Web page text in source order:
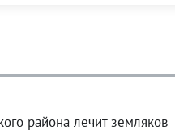
района лечит земляков